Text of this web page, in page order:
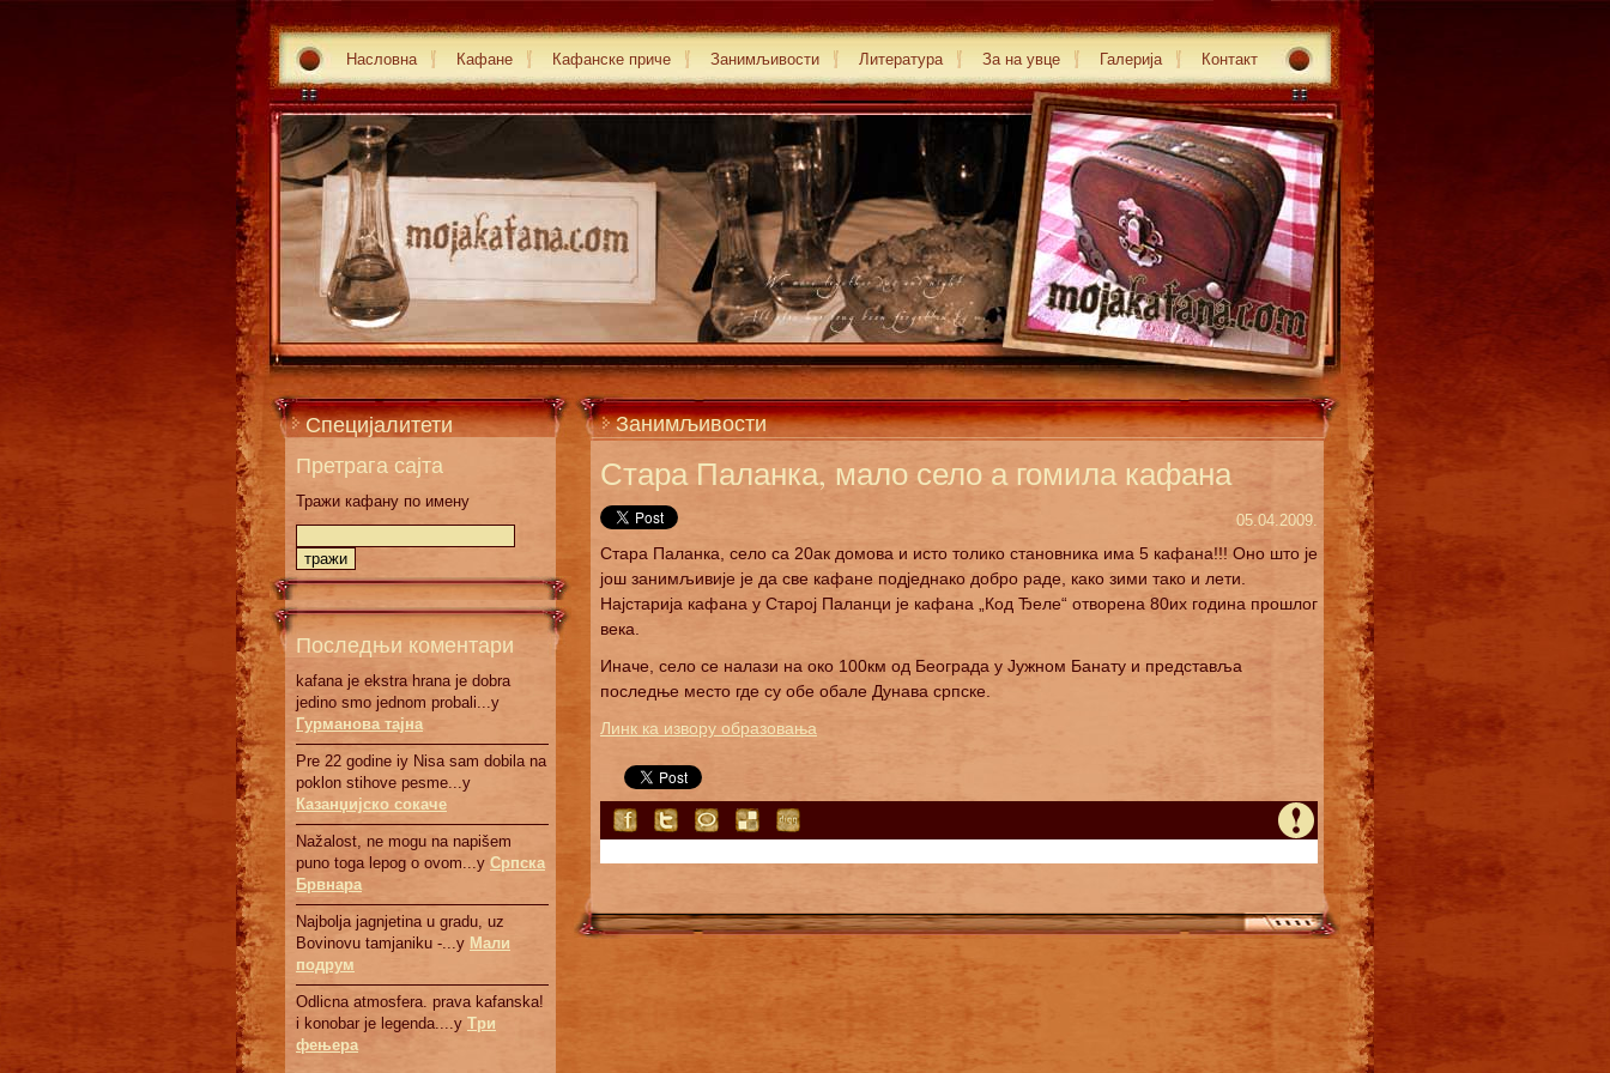
Насловна Кафане Кафанске приче Занимљивости Литература За на увце Галерија Контакт
Специјалитети
Претрага сајта
Тражи кафану по имену
Последњи коментари
kafana je ekstra hrana je dobra
jedino smo jednom probali...у
Гурманова тајна
Pre 22 godine iy Nisa sam dobila na
poklon stihove pesme...у
Казанџијско сокаче
Nažalost, ne mogu na napišem
puno toga lepog o ovom...у Српскa
Брвнaрa
Najbolja jagnjetina u gradu, uz
Bovinovu tamjaniku -...у Мали
подрум
Odlicna atmosfera. prava kafanska!
i konobar je legenda....у Три
фењера
Занимљивости
Стара Паланка, мало село а гомила кафана
05.04.2009.
Стара Паланка, село са 20ак домова и исто толико становника има 5 кафана!!! Оно што је
још занимљивије је да све кафане подједнако добро раде, како зими тако и лети.
Најстарија кафана у Старој Паланци је кафана „Код Ђеле“ отворена 80их година прошлог
века.
Иначе, село се налази на око 100км од Београда у Јужном Банату и представља
последње место где су обе обале Дунава српске.
Линк ка извору образовања